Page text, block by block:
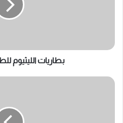
بطاريات الليثيوم
لماذا